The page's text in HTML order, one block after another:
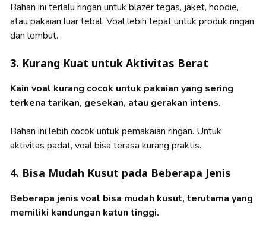
Bahan ini terlalu ringan untuk blazer tegas, jaket, hoodie,
atau pakaian luar tebal. Voal lebih tepat untuk produk ringan
dan lembut.
3. Kurang Kuat untuk Aktivitas Berat
Kain voal kurang cocok untuk pakaian yang sering
terkena tarikan, gesekan, atau gerakan intens.
Bahan ini lebih cocok untuk pemakaian ringan. Untuk
aktivitas padat, voal bisa terasa kurang praktis.
4. Bisa Mudah Kusut pada Beberapa Jenis
Beberapa jenis voal bisa mudah kusut, terutama yang
memiliki kandungan katun tinggi.